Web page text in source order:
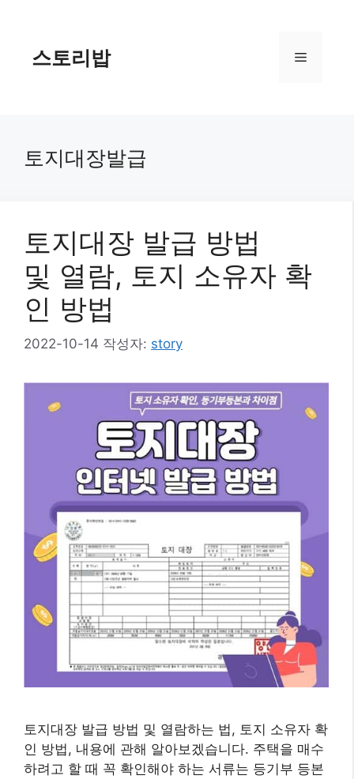
스토리밥 메
토지대장발급
토지대장 발급 방법
및 열람, 토지 소유자 확
인 방법
2022-10-14 작성자: story
토지대장 발급 방법 및 열람하는 법, 토지 소유자 확
인 방법, 내용에 관해 알아보겠습니다. 주택을 매수
하려고 할 때 꼭 확인해야 하는 서류는 등기부 등본